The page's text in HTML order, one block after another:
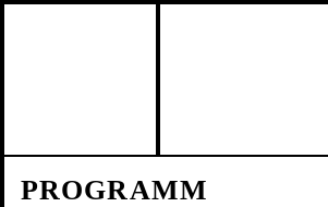
PROGRAMM